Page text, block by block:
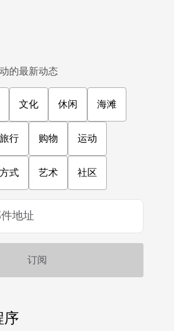
的最新动态
文化 休闲 海滩
行 购物 运动
式 艺术 社区